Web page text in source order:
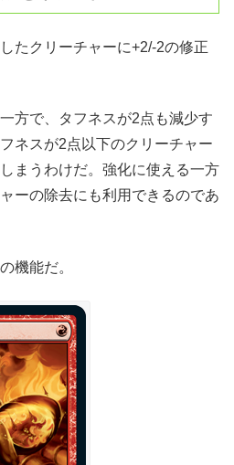
たクリーチャーに+2/-2の修正
方で、タフネスが2点も減少す
ネスが2点以下のクリーチャー
まうわけだ。強化に使える一方
ーの除去にも利用できるのであ
機能だ。